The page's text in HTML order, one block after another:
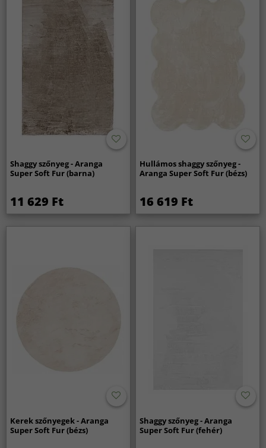
Shaggy szőnyeg - Aranga
Super Soft Fur (barna)
11 629 Ft
Hullámos shaggy szőnyeg -
Aranga Super Soft Fur (bézs)
16 619 Ft
Kerek szőnyegek - Aranga
Super Soft Fur (bézs)
Shaggy szőnyeg - Aranga
Super Soft Fur (fehér)